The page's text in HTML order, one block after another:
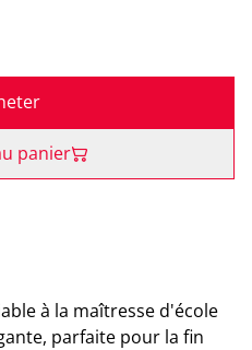
panier
à la maîtresse d'école
parfaite pour la fin